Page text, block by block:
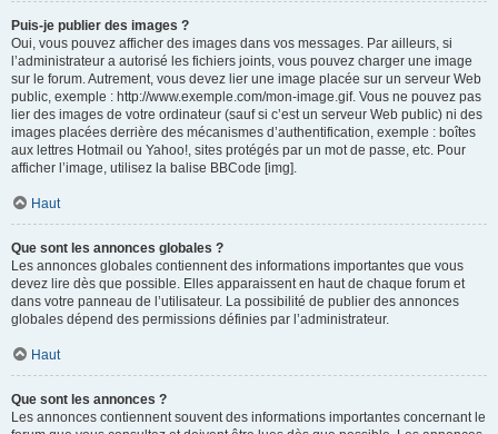
Puis-je publier des images ?
Oui, vous pouvez afficher des images dans vos messages. Par ailleurs, si
l’administrateur a autorisé les fichiers joints, vous pouvez charger une image
sur le forum. Autrement, vous devez lier une image placée sur un serveur Web
public, exemple : http://www.exemple.com/mon-image.gif. Vous ne pouvez pas
lier des images de votre ordinateur (sauf si c’est un serveur Web public) ni des
images placées derrière des mécanismes d’authentification, exemple : boîtes
aux lettres Hotmail ou Yahoo!, sites protégés par un mot de passe, etc. Pour
afficher l’image, utilisez la balise BBCode [img].
Haut
Que sont les annonces globales ?
Les annonces globales contiennent des informations importantes que vous
devez lire dès que possible. Elles apparaissent en haut de chaque forum et
dans votre panneau de l’utilisateur. La possibilité de publier des annonces
globales dépend des permissions définies par l’administrateur.
Haut
Que sont les annonces ?
Les annonces contiennent souvent des informations importantes concernant le